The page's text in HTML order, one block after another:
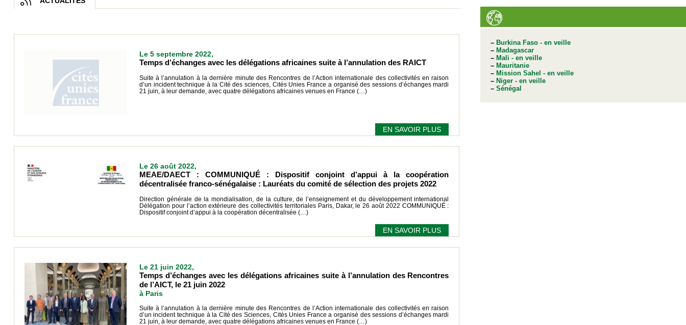
Le 5 septembre 2022,
Temps d’échanges avec les délégations africaines suite à l’annulation des RAICT
Suite à l’annulation à la dernière minute des Rencontres de l’Action internationale des collectivités en raison
d’un incident technique à la Cité des sciences, Cités Unies France a organisé des sessions d’échanges mardi
21 juin, à leur demande, avec quatre délégations africaines venues en France (…)
EN SAVOIR PLUS
Le 26 août 2022,
MEAE/DAECT : COMMUNIQUÉ : Dispositif conjoint d’appui à la coopération
décentralisée franco-sénégalaise : Lauréats du comité de sélection des projets 2022
Direction générale de la mondialisation, de la culture, de l’enseignement et du développement international
Délégation pour l’action extérieure des collectivités territoriales Paris, Dakar, le 26 août 2022 COMMUNIQUÉ :
Dispositif conjoint d’appui à la coopération décentralisée (…)
EN SAVOIR PLUS
Le 21 juin 2022,
Temps d’échanges avec les délégations africaines suite à l’annulation des Rencontres
de l’AICT, le 21 juin 2022
à Paris
Suite à l’annulation à la dernière minute des Rencontres de l’Action internationale des collectivités en raison
d’un incident technique à la Cité des Sciences, Cités Unies France a organisé des sessions d’échanges mardi
21 juin, à leur demande, avec quatre délégations africaines venues en France (…)
– Burkina Faso - en veille
– Madagascar
– Mali - en veille
– Mauritanie
– Mission Sahel - en veille
– Niger - en veille
– Sénégal